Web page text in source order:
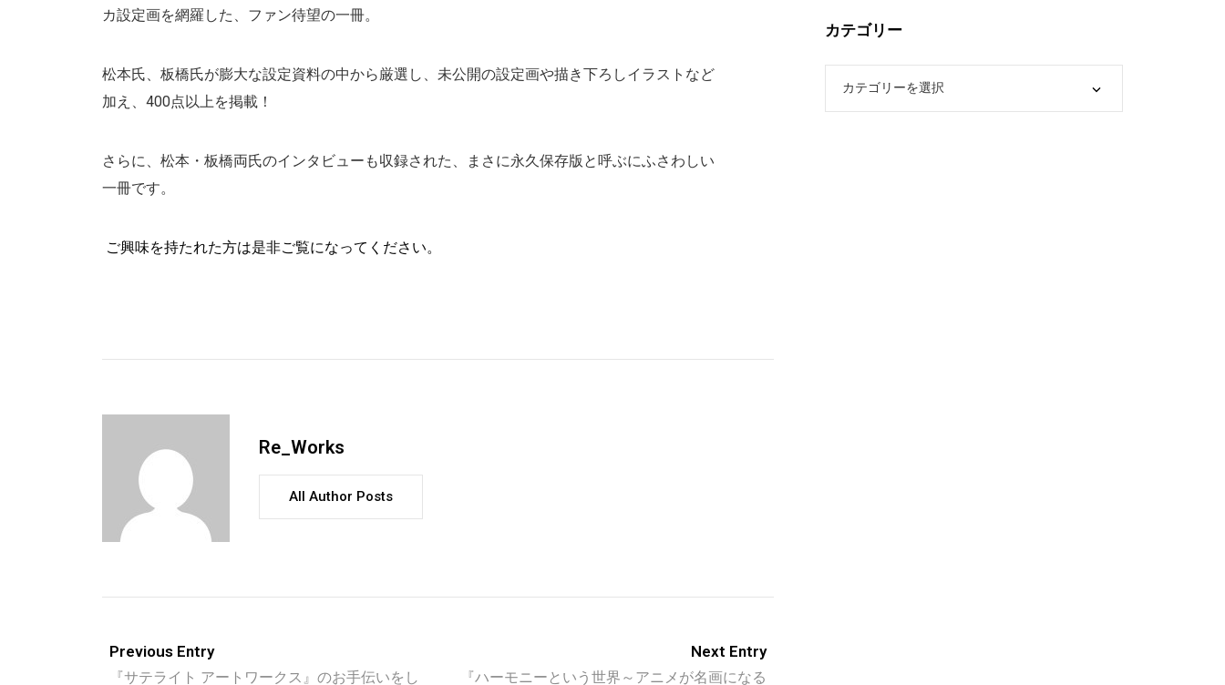
カ設定画を網羅した、ファン待望の一冊。
松本氏、板橋氏が膨大な設定資料の中から厳選し、未公開の設定画や描き下ろしイラストなど
加え、400点以上を掲載！
さらに、松本・板橋両氏のインタビューも収録された、まさに永久保存版と呼ぶにふさわしい
一冊です。
ご興味を持たれた方は是非ご覧になってください。
Re_Works
All Author Posts
Previous Entry
『サテライト アートワークス』のお手伝いをし
Next Entry
『ハーモニーという世界～アニメが名画になる
カテゴリー